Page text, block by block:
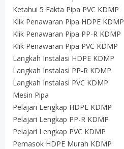
Ketahui 5 Fakta Pipa PVC KDMP
Klik Penawaran Pipa HDPE KDMP
Klik Penawaran Pipa PP-R KDMP
Klik Penawaran Pipa PVC KDMP
Langkah Instalasi HDPE KDMP
Langkah Instalasi PP-R KDMP
Langkah Instalasi PVC KDMP
Mesin Pipa
Pelajari Lengkap HDPE KDMP
Pelajari Lengkap PP-R KDMP
Pelajari Lengkap PVC KDMP
Pemasok HDPE Murah KDMP